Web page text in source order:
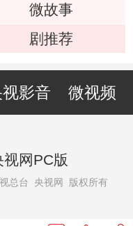
微故事
剧推荐
影音 微视频
视网PC版
总台 央视网 版权所有